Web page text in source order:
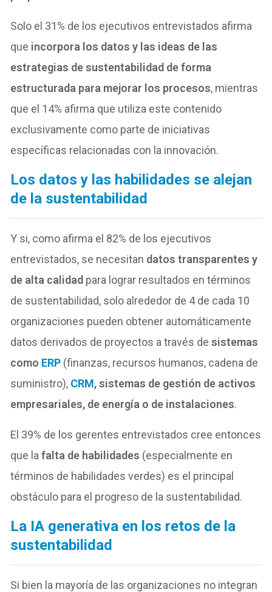
Solo el 31% de los ejecutivos entrevistados afirma
que incorpora los datos y las ideas de las
estrategias de sustentabilidad de forma
estructurada para mejorar los procesos, mientras
que el 14% afirma que utiliza este contenido
exclusivamente como parte de iniciativas
específicas relacionadas con la innovación.
Los datos y las habilidades se alejan
de la sustentabilidad
Y si, como afirma el 82% de los ejecutivos
entrevistados, se necesitan datos transparentes y
de alta calidad para lograr resultados en términos
de sustentabilidad, solo alrededor de 4 de cada 10
organizaciones pueden obtener automáticamente
datos derivados de proyectos a través desistemas
como ERP (finanzas, recursos humanos, cadena de
suministro), CRM, sistemas de gestión de activos
empresariales, de energía o de instalaciones.
El 39% de los gerentes entrevistados cree entonces
que lafalta de habilidades (especialmente en
términos de habilidades verdes) es el principal
obstáculo para el progreso de la sustentabilidad.
La IA generativa en los retos de la
sustentabilidad
Si bien la mayoría de las organizaciones no integran